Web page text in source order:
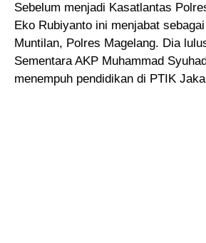
Sebelum menjadi Kasatlantas
Eko Rubiyanto ini menjabat
Muntilan, Polres Magelang. Dia
Sementara AKP Muhammad
menempuh pendidikan di PTIK